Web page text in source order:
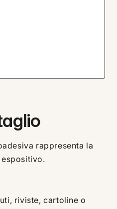
rappresenta la
riviste, cartoline o